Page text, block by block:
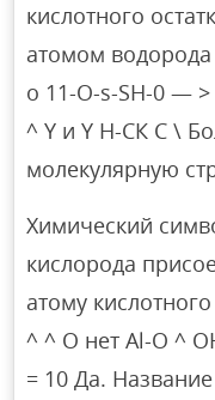
кислотного
атомом
о 11-О-s-SH-0 — >
^ Y и Y Н-СК С \
молекулярную
Химический
кислорода
атому
^ ^ О нет Al-O ^
= 10 Да.